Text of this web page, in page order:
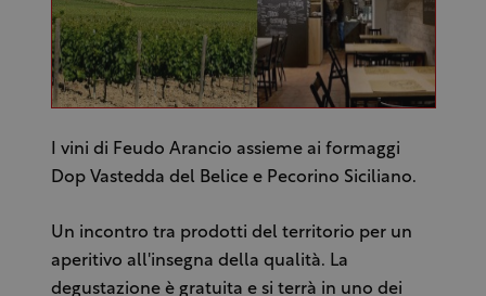
I vini di Feudo Arancio assieme ai formaggi
Dop Vastedda del Belice e Pecorino Siciliano.
Un incontro tra prodotti del territorio per un
aperitivo all'insegna della qualità. La
degustazione è gratuita e si terrà in uno dei